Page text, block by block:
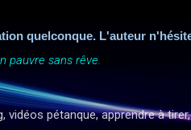
quelconque. L'auteur
pauvre sans rêve.
pétanque, apprendre à